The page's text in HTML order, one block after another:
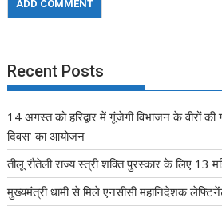
Recent Posts
14 अगस्त को हरिद्वार में गूंजेगी विभाजन के वीरों की
दिवस’ का आयोजन
तीलू रौतेली राज्य स्त्री शक्ति पुरस्कार के लिए 13
मुख्यमंत्री धामी से मिले एनसीसी महानिदेशक